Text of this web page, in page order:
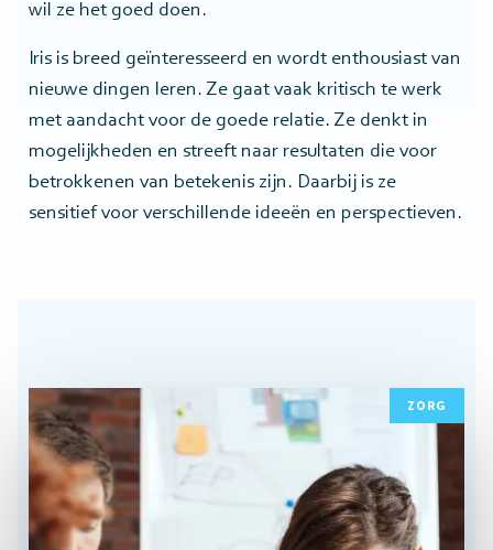
wil ze het goed doen.
Iris is breed geïnteresseerd en wordt enthousiast van
nieuwe dingen leren. Ze gaat vaak kritisch te werk
met aandacht voor de goede relatie. Ze denkt in
mogelijkheden en streeft naar resultaten die voor
betrokkenen van betekenis zijn. Daarbij is ze
sensitief voor verschillende ideeën en perspectieven.
ZORG
meer